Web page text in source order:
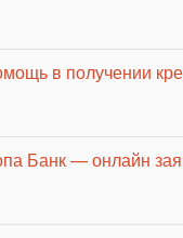
в получении
Банк — онлайн